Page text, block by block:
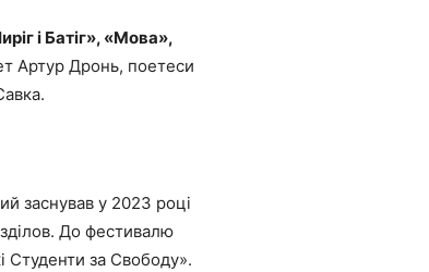
і Батіг», «Мова»,
Артур Дронь, поетеси
заснував у 2023 році
До фестивалю
Студенти за Свободу».